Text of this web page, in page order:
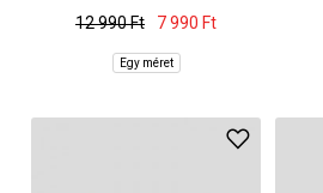
12 990 Ft
7 990 Ft
Egy méret